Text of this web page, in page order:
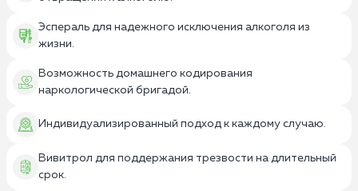
Эспераль для надежного исключения алкоголя из
жизни.
Возможность домашнего кодирования
наркологической бригадой.
Индивидуализированный подход к каждому случаю.
Вивитрол для поддержания трезвости на длительный
срок.